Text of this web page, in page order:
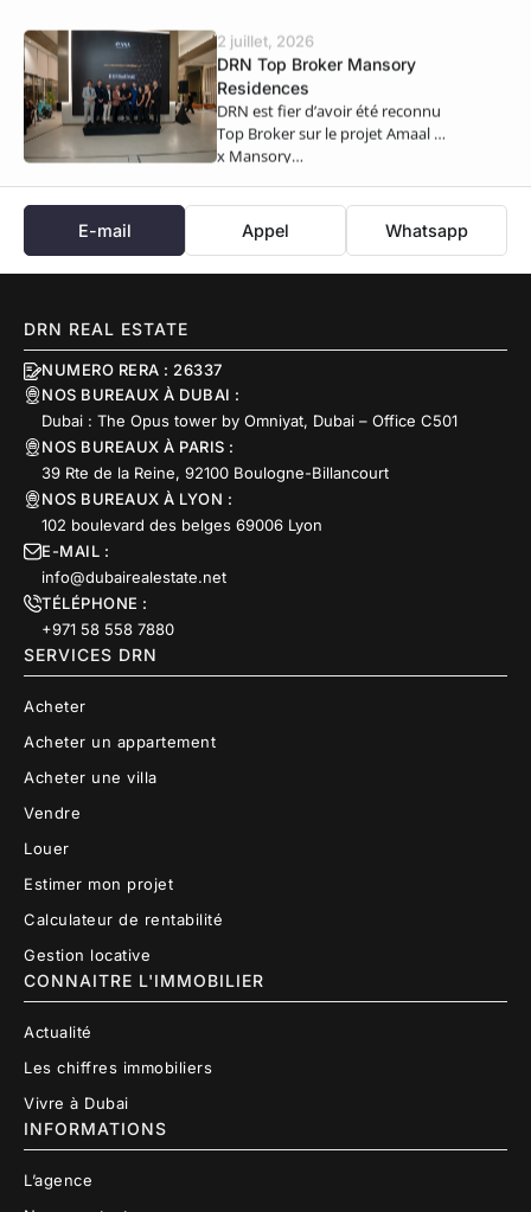
2 juillet, 2026
DRN Top Broker Mansory
Residences
DRN est fier d’avoir été reconnu
Top Broker sur le projet Amaal 8
x Mansory…
E-mail Appel Whatsapp
DRN REAL ESTATE
NUMERO RERA : 26337
NOS BUREAUX À DUBAI :
Dubai : The Opus tower by Omniyat, Dubai – Office C501
NOS BUREAUX À PARIS :
39 Rte de la Reine, 92100 Boulogne-Billancourt
NOS BUREAUX À LYON :
102 boulevard des belges 69006 Lyon
E-MAIL :
info@dubairealestate.net
TÉLÉPHONE :
+971 58 558 7880
SERVICES DRN
Acheter
Acheter un appartement
Acheter une villa
Vendre
Louer
Estimer mon projet
Calculateur de rentabilité
Gestion locative
CONNAITRE L'IMMOBILIER
Actualité
Les chiffres immobiliers
Vivre à Dubai
INFORMATIONS
L’agence